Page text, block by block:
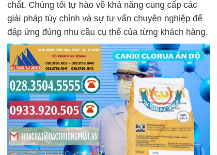
chất. Chúng tôi tự hào về khả năng cung cấp các
giải pháp tùy chỉnh và sự tư vấn chuyên nghiệp để
đáp ứng đúng nhu cầu cụ thể của từng khách hàng.